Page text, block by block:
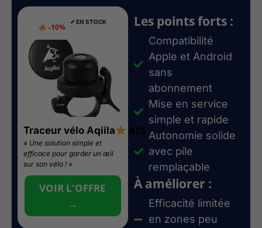
-10%
✔︎ EN STOCK
Traceur vélo Aqiila 4/5
« Une solution simple et
efficace pour garder un œil
sur son vélo ! »
VOIR L'OFFRE
→
Les points forts :
Compatibilité
Apple et Android
sans
abonnement
Mise en service
simple et rapide
Autonomie solide
avec pile
remplaçable
À améliorer :
Efficacité limitée
en zones peu